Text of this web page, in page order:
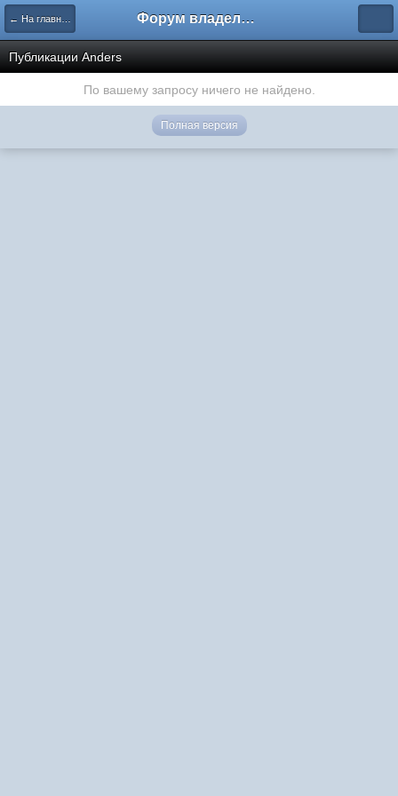
← На главную Форум владельцев интернет-магазинов
Публикации Anders
По вашему запросу ничего не найдено.
Полная версия